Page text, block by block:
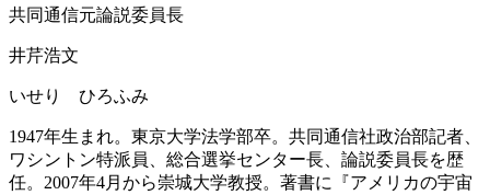
共同通信元論説委員長
井芹浩文
いせり ひろふみ
1947年生まれ。東京大学法学部卒。共同通信社政治部記者、
ワシントン特派員、総合選挙センター長、論説委員長を歴
任。2007年4月から崇城大学教授。著書に『アメリカの宇宙